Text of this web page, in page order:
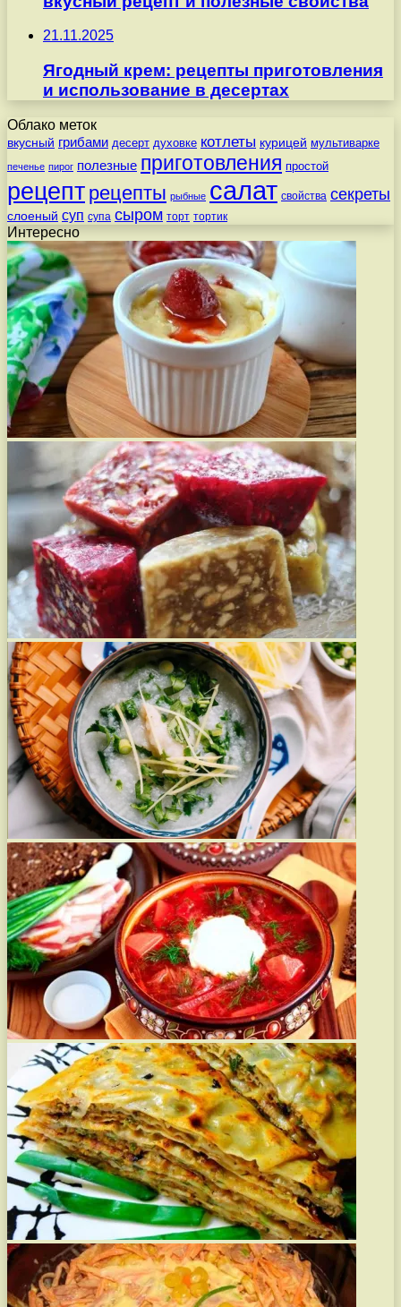
21.11.2025
Ягодный крем: рецепты приготовления
и использование в десертах
Облако меток
вкусный грибами десерт духовке котлеты курицей мультиварке
печенье пирог полезные приготовления простой
рецепт рецепты рыбные салат свойства секреты
слоеный суп супа сыром торт тортик
Интересно